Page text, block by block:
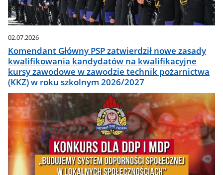
02.07.2026
Komendant Główny PSP zatwierdził nowe zasady
kwalifikowania kandydatów na kwalifikacyjne
kursy zawodowe w zawodzie technik pożarnictwa
(KKZ) w roku szkolnym 2026/2027